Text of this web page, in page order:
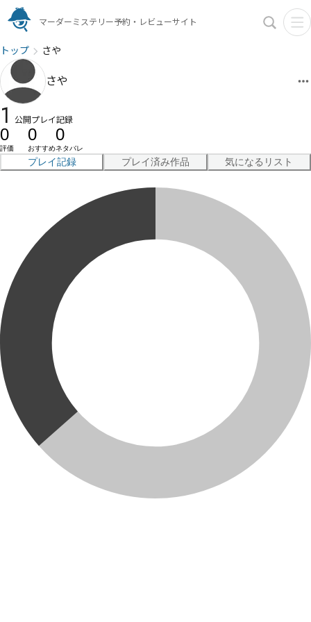
マーダーミステリー予約・レビューサイト
トップ さや
さや
1 公開プレイ記録
0
評価
0
おすすめ
0
ネタバレ
プレイ記録 プレイ済み作品 気になるリスト